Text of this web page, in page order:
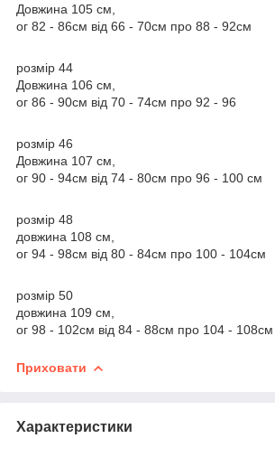
Довжина 105 см,
ог 82 - 86см від 66 - 70см про 88 - 92см
розмір 44
Довжина 106 см,
ог 86 - 90см від 70 - 74см про 92 - 96
розмір 46
Довжина 107 см,
ог 90 - 94см від 74 - 80см про 96 - 100 см
розмір 48
довжина 108 см,
ог 94 - 98см від 80 - 84см про 100 - 104см
розмір 50
довжина 109 см,
ог 98 - 102см від 84 - 88см про 104 - 108см
Приховати
Характеристики